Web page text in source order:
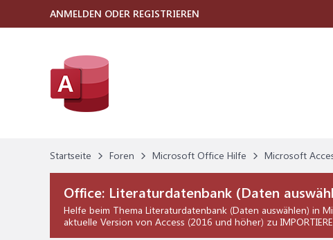
Startseite Foren Microsoft Office Hilfe Microsoft
Office: Literaturdatenbank (Daten
Helfe beim Thema Literaturdatenbank (Daten auswählen) in
aktuelle Version von Access (2016 und höher) zu
ANMELDEN ODER REGISTRIEREN